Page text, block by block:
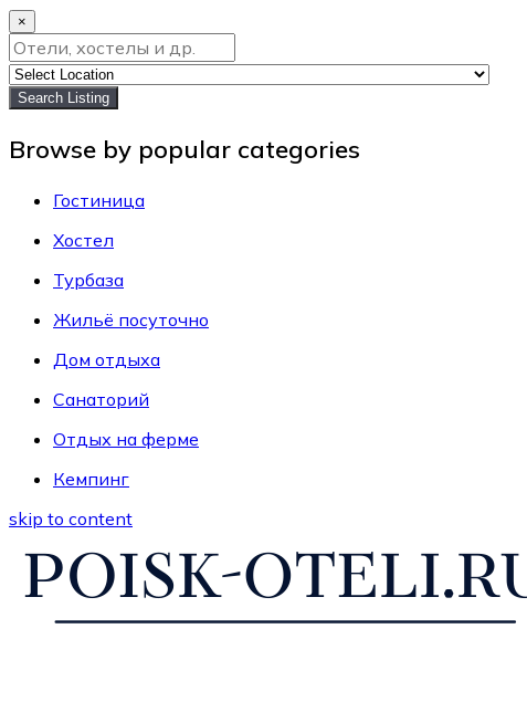
×
Search Listing
Browse by popular categories
Гостиница
Хостел
Турбаза
Жильё посуточно
Дом отдыха
Санаторий
Отдых на ферме
Кемпинг
skip to content